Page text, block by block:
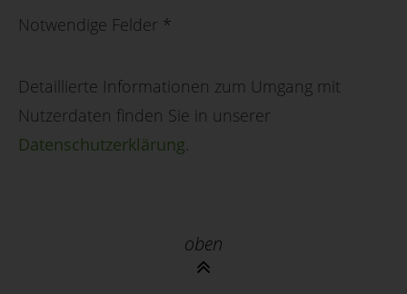
Notwendige Felder *
Detaillierte Informationen zum Umgang mit
Nutzerdaten finden Sie in unserer
Datenschutzerklärung.
oben